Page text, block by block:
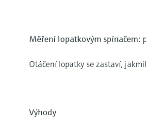
Měření lopatkovým spínačem:
Otáčení lopatky se zastaví,
Výhody